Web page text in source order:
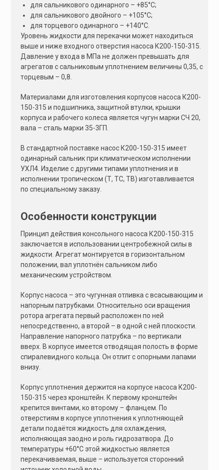
для сальникового одинарного – +85°С;
для сальникового двойного – +105°С;
для торцевого одинарного – +140°С.
Уровень жидкости для перекачки может находиться
выше и ниже входного отверстия насоса К200-150-315.
Давление у входа в МПа не должен превышать для
агрегатов с сальниковым уплотнением величины 0,35, с
торцевым – 0,8.
Материалами для изготовления корпусов насоса К200-
150-315 и подшипника, защитной втулки, крышки
корпуса и рабочего колеса является чугун марки СЧ 20,
вала – сталь марки 35-3ГП.
В стандартной поставке насос К200-150-315 имеет
одинарный сальник при климатическом исполнении
УХЛ4. Изделие с другими типами уплотнения и в
исполнении тропическом (Т, ТС, ТВ) изготавливается
по специальному заказу.
Особенности конструкции
Принцип действия консольного насоса К200-150-315
заключается в использовании центробежной силы в
жидкости. Агрегат монтируется в горизонтальном
положении, вал уплотнён сальником либо
механическим устройством.
Корпус насоса – это чугунная отливка с всасывающим и
напорным патрубками. Относительно оси вращения
ротора агрегата первый расположен по ней
непосредственно, а второй – в одной с ней плоскости.
Направление напорного патрубка – по вертикали
вверх. В корпусе имеется отводящая полость в форме
спиралевидного кольца. Он отлит с опорными лапами
внизу.
Корпус уплотнения держится на корпусе насоса К200-
150-315 через кронштейн. К первому кронштейн
крепится винтами, ко второму – фланцем. По
отверстиям в корпусе уплотнения к уплотняющей
детали подаётся жидкость для охлаждения,
исполняющая заодно и роль гидрозатвора. До
температуры +60°С этой жидкостью является
перекачиваемая, выше – используется сторонний